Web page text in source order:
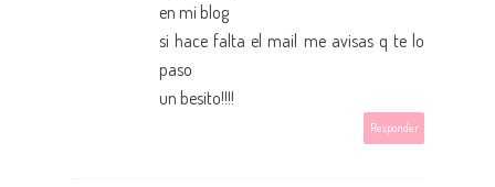
en mi blog
si hace falta el mail me avisas q te lo
paso
un besito!!!!
Responder